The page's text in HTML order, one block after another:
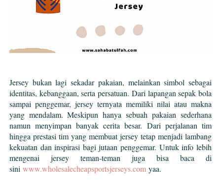
Jersey bukan lagi sekadar pakaian, melainkan simbol sebagai
identitas, kebanggaan, serta persatuan. Dari lapangan sepak bola
sampai penggemar, jersey ternyata memiliki nilai atau makna
yang mendalam. Meskipun hanya sebuah pakaian sederhana
namun menyimpan banyak cerita besar.Dari perjalanan tim
hingga prestasi tim yang membuat jersey tetap menjadi lambang
kekuatan dan inspirasi bagi jutaan penggemar. Untuk info lebih
mengenai jersey teman-teman juga bisa baca di
sini www.wholesalecheapsportsjerseys.comyaa.